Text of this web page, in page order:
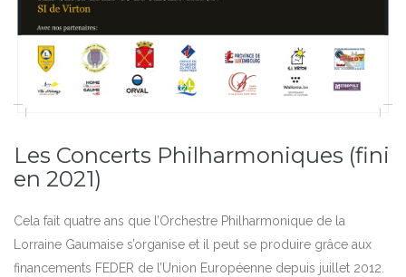
Les Concerts Philharmoniques (fini
en 2021)
Cela fait quatre ans que l’Orchestre Philharmonique de la
Lorraine Gaumaise s’organise et il peut se produire grâce aux
financements FEDER de l’Union Européenne depuis juillet 2012.